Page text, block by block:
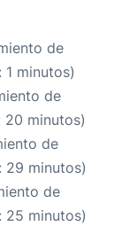
de
minutos)
de
20 minutos)
de
29 minutos)
de
25 minutos)